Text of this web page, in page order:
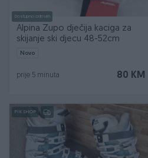
Dostupno odmah
Alpina Zupo dječija kaciga za
skijanje ski djecu 48-52cm
Novo
80 KM
prije 5 minuta
PIK SHOP